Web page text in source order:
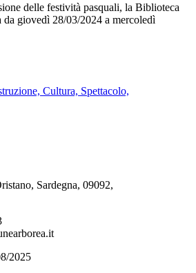
delle festività pasquali, la Biblioteca
da giovedì 28/03/2024 a mercoledì
Cultura, Spettacolo,
Sardegna, 09092,
2025